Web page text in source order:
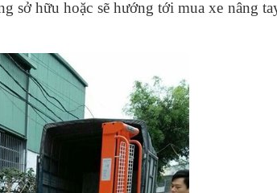
sở hữu hoặc sẽ hướng tới mua xe nâng